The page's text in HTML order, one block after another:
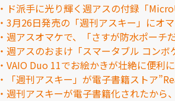
・ド派手に光り輝く週アスの付録「
・3月26日発売の「週刊アスキー」にオ
・週アスオマケで、「さすが防水ポー
・週アスのおまけ「スマータブル コンボ
・VAIO Duo 11でお絵かきが壮絶に便利
・「週刊アスキー」が電子書籍ストア
・週刊アスキーが電子書籍化されたか